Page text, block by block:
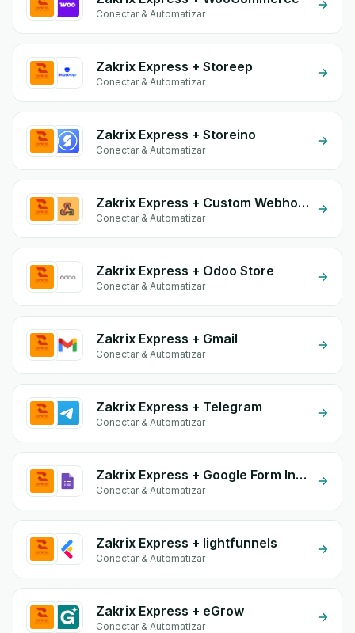
Conectar & Automatizar
Zakrix Express + Storeep
Conectar & Automatizar
Zakrix Express + Storeino
Conectar & Automatizar
Zakrix Express + Custom Webhook
Conectar & Automatizar
Zakrix Express + Odoo Store
Conectar & Automatizar
Zakrix Express + Gmail
Conectar & Automatizar
Zakrix Express + Telegram
Conectar & Automatizar
Zakrix Express + Google Form Integration
Conectar & Automatizar
Zakrix Express + lightfunnels
Conectar & Automatizar
Zakrix Express + eGrow
Conectar & Automatizar